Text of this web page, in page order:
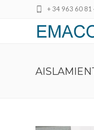
+ 34 963 60 81